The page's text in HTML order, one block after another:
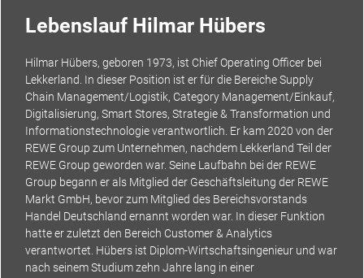
Lebenslauf Hilmar Hübers
Hilmar Hübers, geboren 1973, ist Chief Operating Officer bei
Lekkerland. In dieser Position ist er für die Bereiche Supply
Chain Management/Logistik, Category Management/Einkauf,
Digitalisierung, Smart Stores, Strategie & Transformation und
Informationstechnologie verantwortlich. Er kam 2020 von der
REWE Group zum Unternehmen, nachdem Lekkerland Teil der
REWE Group geworden war. Seine Laufbahn bei der REWE
Group begann er als Mitglied der Geschäftsleitung der REWE
Markt GmbH, bevor zum Mitglied des Bereichsvorstands
Handel Deutschland ernannt worden war. In dieser Funktion
hatte er zuletzt den Bereich Customer & Analytics
verantwortet. Hübers ist Diplom-Wirtschaftsingenieur und war
nach seinem Studium zehn Jahre lang in einer